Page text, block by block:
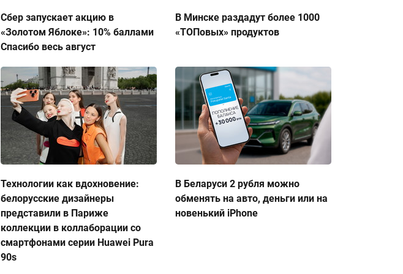
Сбер запускает акцию в
«Золотом Яблоке»: 10% баллами
Спасибо весь август
В Минске раздадут более 1000
«ТОПовых» продуктов
Технологии как вдохновение:
белорусские дизайнеры
представили в Париже
коллекции в коллаборации со
смартфонами серии Huawei Pura
90s
В Беларуси 2 рубля можно
обменять на авто, деньги или на
новенький iPhone